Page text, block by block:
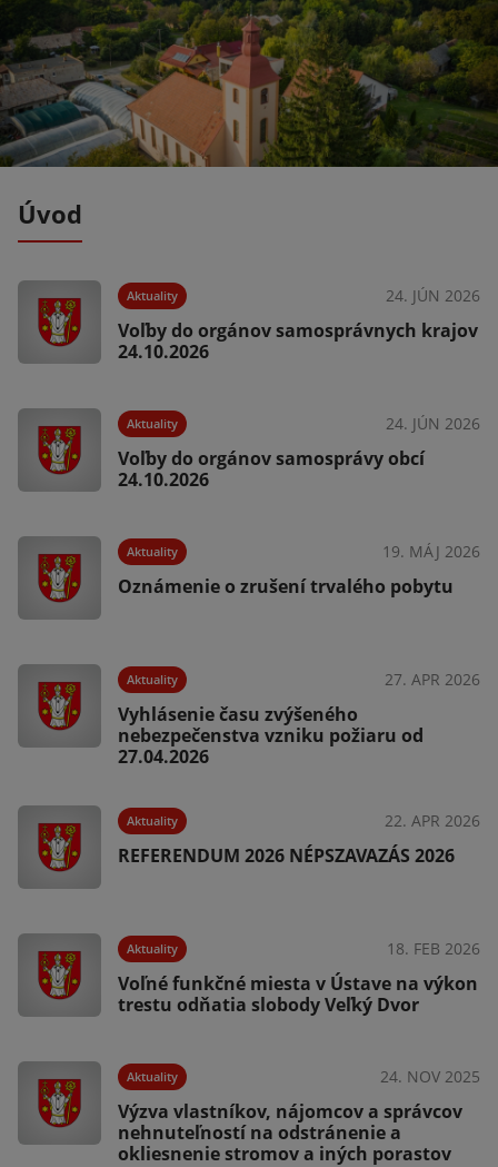
Úvod
Aktuality 24. JÚN 2026
Voľby do orgánov samosprávnych krajov
24.10.2026
Aktuality 24. JÚN 2026
Voľby do orgánov samosprávy obcí
24.10.2026
Aktuality 19. MÁJ 2026
Oznámenie o zrušení trvalého pobytu
Aktuality 27. APR 2026
Vyhlásenie času zvýšeného
nebezpečenstva vzniku požiaru od
27.04.2026
Aktuality 22. APR 2026
REFERENDUM 2026 NÉPSZAVAZÁS 2026
Aktuality 18. FEB 2026
Voľné funkčné miesta v Ústave na výkon
trestu odňatia slobody Veľký Dvor
Aktuality 24. NOV 2025
Výzva vlastníkov, nájomcov a správcov
nehnuteľností na odstránenie a
okliesnenie stromov a iných porastov